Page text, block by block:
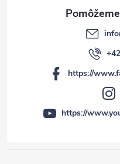
info
https://
https://